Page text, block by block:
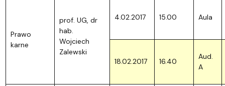
Prawo
karne
prof. UG, dr
hab.
Wojciech
Zalewski
4.02.2017 15.00 Aula
18.02.2017 16.40
Aud.
A